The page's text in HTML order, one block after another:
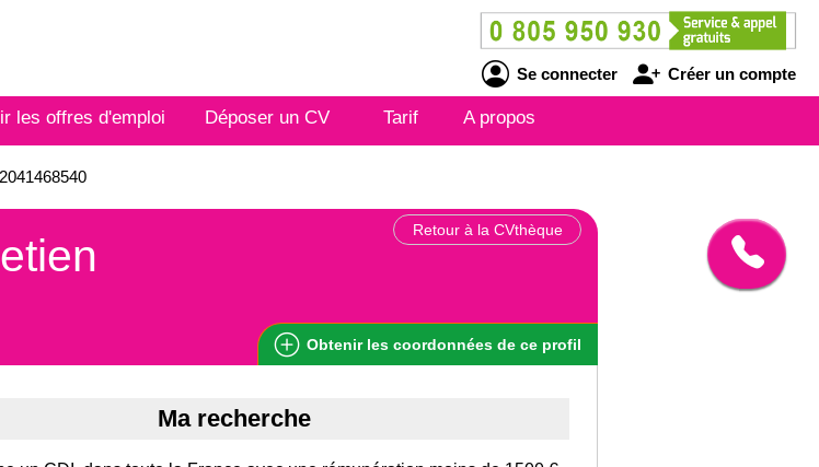
Se connecter Créer un compte
les offres d'emploi Déposer un CV Tarif A propos
Retour à la CVthèque
Obtenir les coordonnées de ce profil
Ma recherche